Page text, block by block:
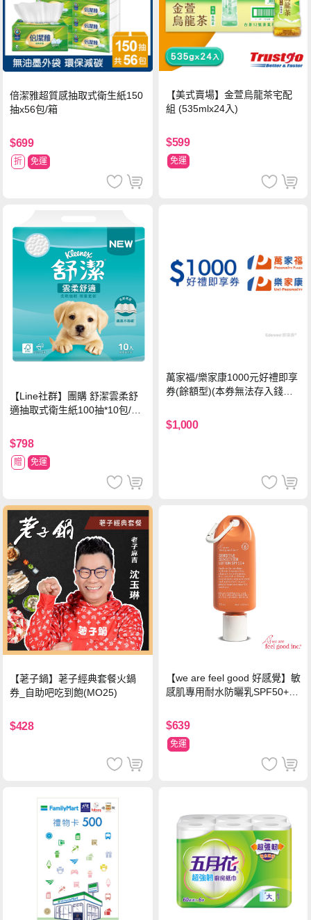
倍潔雅超質感抽取式衛生紙150
抽x56包/箱
$699
折 免運
【美式賣場】金萱烏龍茶宅配
組 (535mlx24入)
$599
免運
【Line社群】團購 舒潔雲柔舒
適抽取式衛生紙100抽*10包/6
$798
贈 免運
萬家福/樂家康1000元好禮即享
券(餘額型)(本券無法存入錢包
$1,000
【荖子鍋】荖子經典套餐火鍋
券_自助吧吃到飽(MO25)
$428
【we are feel good 好感覺】敏
感肌專用耐水防曬乳SPF50+ 7
$639
免運